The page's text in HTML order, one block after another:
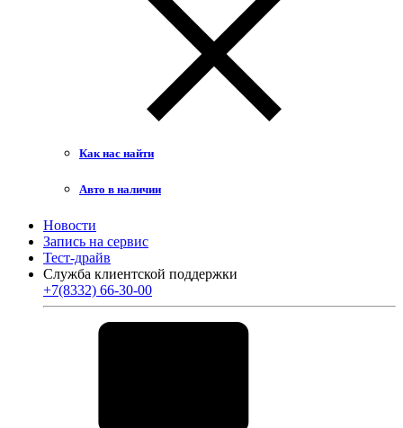
Как нас найти
Авто в наличии
Новости
Запись на сервис
Тест-драйв
Служба клиентской поддержки
+7(8332) 66-30-00